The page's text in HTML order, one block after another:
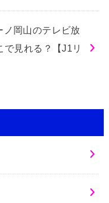
ノ岡山のテレビ放
見れる？【J1リ